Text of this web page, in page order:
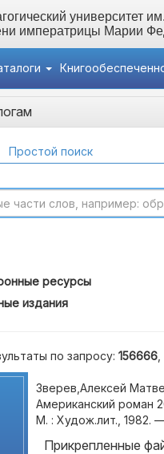
университет
императрицы Марии
Простой поиск
ресурсы
издания
по запросу: 156666
Зверев,Алексей
Американский роман
М. : Худож.лит., 1982.
Прикрепленные